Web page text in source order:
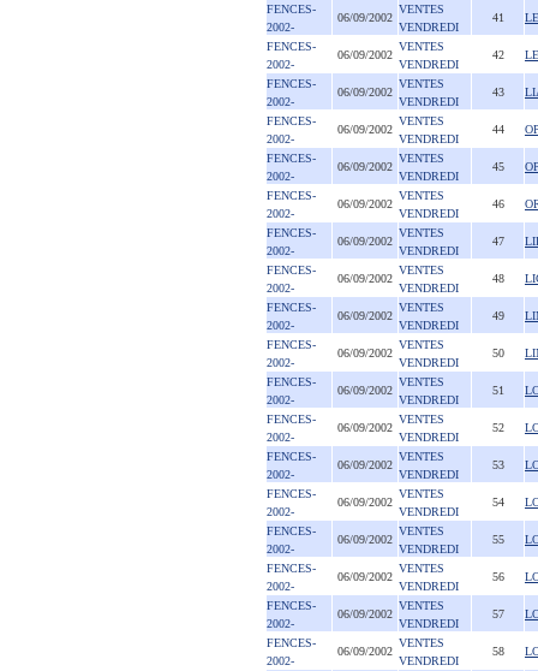
FENCES-
2002-
06/09/2002
VENTES
VENDREDI
41
FENCES-
2002-
06/09/2002
VENTES
VENDREDI
42
FENCES-
2002-
06/09/2002
VENTES
VENDREDI
43
FENCES-
2002-
06/09/2002
VENTES
VENDREDI
44
FENCES-
2002-
06/09/2002
VENTES
VENDREDI
45
FENCES-
2002-
06/09/2002
VENTES
VENDREDI
46
FENCES-
2002-
06/09/2002
VENTES
VENDREDI
47
FENCES-
2002-
06/09/2002
VENTES
VENDREDI
48
FENCES-
2002-
06/09/2002
VENTES
VENDREDI
49
FENCES-
2002-
06/09/2002
VENTES
VENDREDI
50
FENCES-
2002-
06/09/2002
VENTES
VENDREDI
51
FENCES-
2002-
06/09/2002
VENTES
VENDREDI
52
FENCES-
2002-
06/09/2002
VENTES
VENDREDI
53
FENCES-
2002-
06/09/2002
VENTES
VENDREDI
54
FENCES-
2002-
06/09/2002
VENTES
VENDREDI
55
FENCES-
2002-
06/09/2002
VENTES
VENDREDI
56
FENCES-
2002-
06/09/2002
VENTES
VENDREDI
57
FENCES-
2002-
06/09/2002
VENTES
VENDREDI
58